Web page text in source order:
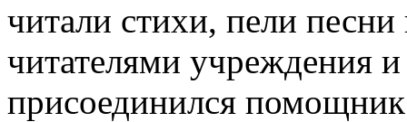
читали стихи, пели
читателями учреждения
присоединился помощник